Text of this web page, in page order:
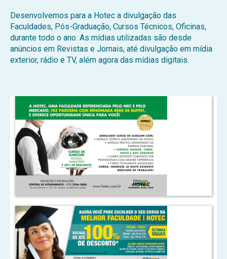
Desenvolvemos para a Hotec a divulgação das
Faculdades, Pós-Graduação, Cursos Técnicos, Oficinas,
durante todo o ano. As mídias utilizadas são desde
anúncios em Revistas e Jornais, até divulgação em mídia
exterior, rádio e TV, além agora das mídias digitais.